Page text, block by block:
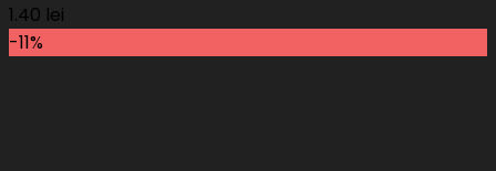
1.40 lei
-11%